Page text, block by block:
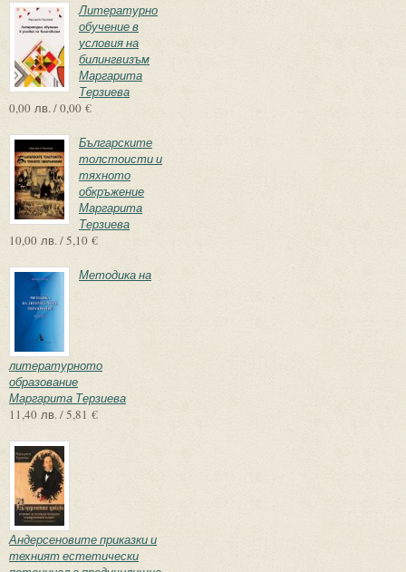
Литературно
обучение в
условия на
билингвизъм
Маргарита
Терзиева
0,00 лв. / 0,00 €
Българските
толстоисти и
тяхното
обкръжение
Маргарита
Терзиева
10,00 лв. / 5,10 €
Методика на
литературното
образование
Маргарита Терзиева
11,40 лв. / 5,81 €
Андерсеновите приказки и
техният естетически